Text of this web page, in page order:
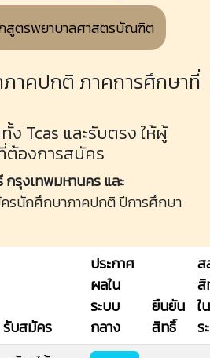
สูตรพยาบาลศาสตรบัณฑิต
าคปกติ ภาคการศึกษาที่
Tcas และรับตรง ให้ผู้
ต้องการสมัคร
กรุงเทพมหานคร และ
รนักศึกษาภาคปกติ ปีการศึกษา
รับสมัคร
ประกาศ
ผลใน
ระบบ
กลาง
ยืนยัน
สิทธิ์
ส
สิ
ใน
ร